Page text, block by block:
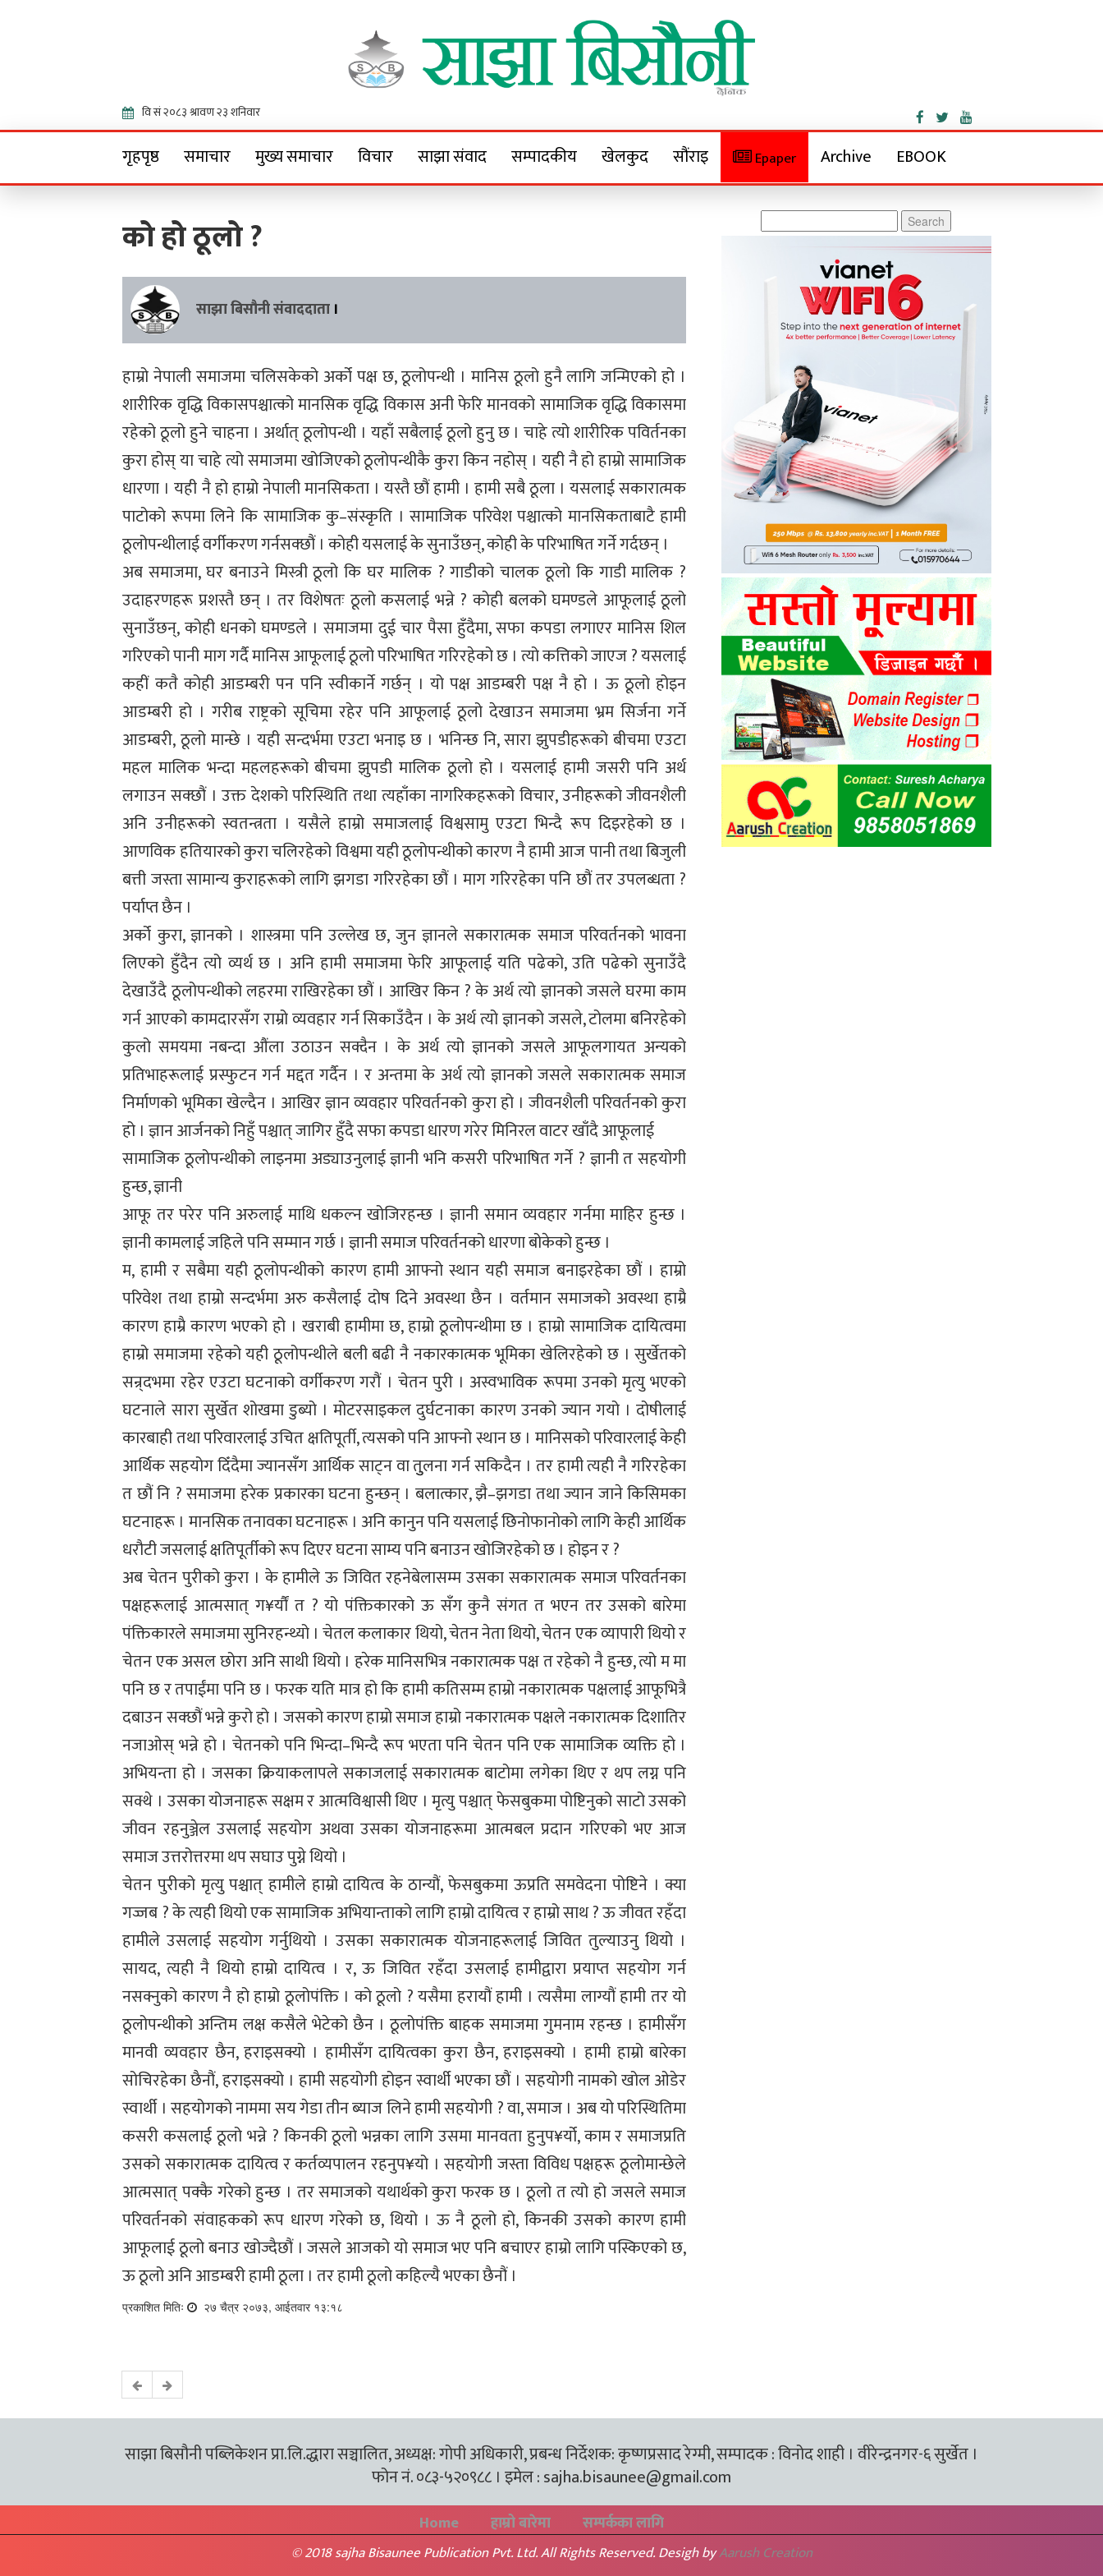
Sajha Bisaunee
गृहपृष्ठ समाचार मुख्य समाचार विचार साझा संवाद सम्पादकीय खेलकुद सौंराइ Epaper Archive EBOOK
को हो ठूलो ?
साझा बिसौनी संवाददाता ।
हाम्रो नेपाली समाजमा चलिसकेको अर्को पक्ष छ, ठूलोपन्थी । मानिस ठूलो हुनै लागि जन्मिएको हो ।
शारीरिक वृद्धि विकासपश्चात्को मानसिक वृद्धि विकास अनी फेरि मानवको सामाजिक वृद्धि विकासमा
रहेको ठूलो हुने चाहना । अर्थात् ठूलोपन्थी । यहाँ सबैलाई ठूलो हुनु छ । चाहे त्यो शारीरिक पविर्तनका
कुरा होस् या चाहे त्यो समाजमा खोजिएको ठूलोपन्थीकै कुरा किन नहोस् । यही नै हो हाम्रो सामाजिक
धारणा । यही नै हो हाम्रो नेपाली मानसिकता । यस्तै छौं हामी । हामी सबै ठूला । यसलाई सकारात्मक
पाटोको रूपमा लिने कि सामाजिक कु–संस्कृति । सामाजिक परिवेश पश्चात्को मानसिकताबाटै हामी
ठूलोपन्थीलाई वर्गीकरण गर्नसक्छौं । कोही यसलाई के सुनाउँछन्, कोही के परिभाषित गर्ने गर्दछन् ।
अब समाजमा, घर बनाउने मिस्त्री ठूलो कि घर मालिक ? गाडीको चालक ठूलो कि गाडी मालिक ?
उदाहरणहरू प्रशस्तै छन् । तर विशेषतः ठूलो कसलाई भन्ने ? कोही बलको घमण्डले आफूलाई ठूलो
सुनाउँछन्, कोही धनको घमण्डले । समाजमा दुई चार पैसा हुँदैमा, सफा कपडा लगाएर मानिस शिल
गरिएको पानी माग गर्दै मानिस आफूलाई ठूलो परिभाषित गरिरहेको छ । त्यो कत्तिको जाएज ? यसलाई
कहीं कतै कोही आडम्बरी पन पनि स्वीकार्ने गर्छन् । यो पक्ष आडम्बरी पक्ष नै हो । ऊ ठूलो होइन
आडम्बरी हो । गरीब राष्ट्रको सूचिमा रहेर पनि आफूलाई ठूलो देखाउन समाजमा भ्रम सिर्जना गर्ने
आडम्बरी, ठूलो मान्छे । यही सन्दर्भमा एउटा भनाइ छ । भनिन्छ नि, सारा झुपडीहरूको बीचमा एउटा
महल मालिक भन्दा महलहरूको बीचमा झुपडी मालिक ठूलो हो । यसलाई हामी जसरी पनि अर्थ
लगाउन सक्छौं । उक्त देशको परिस्थिति तथा त्यहाँका नागरिकहरूको विचार, उनीहरूको जीवनशैली
अनि उनीहरूको स्वतन्त्रता । यसैले हाम्रो समाजलाई विश्वसामु एउटा भिन्दै रूप दिइरहेको छ ।
आणविक हतियारको कुरा चलिरहेको विश्वमा यही ठूलोपन्थीको कारण नै हामी आज पानी तथा बिजुली
बत्ती जस्ता सामान्य कुराहरूको लागि झगडा गरिरहेका छौं । माग गरिरहेका पनि छौं तर उपलब्धता ?
पर्याप्त छैन ।
अर्को कुरा, ज्ञानको । शास्त्रमा पनि उल्लेख छ, जुन ज्ञानले सकारात्मक समाज परिवर्तनको भावना
लिएको हुँदैन त्यो व्यर्थ छ । अनि हामी समाजमा फेरि आफूलाई यति पढेको, उति पढेको सुनाउँदै
देखाउँदै ठूलोपन्थीको लहरमा राखिरहेका छौं । आखिर किन ? के अर्थ त्यो ज्ञानको जसले घरमा काम
गर्न आएको कामदारसँग राम्रो व्यवहार गर्न सिकाउँदैन । के अर्थ त्यो ज्ञानको जसले, टोलमा बनिरहेको
कुलो समयमा नबन्दा औंला उठाउन सक्दैन । के अर्थ त्यो ज्ञानको जसले आफूलगायत अन्यको
प्रतिभाहरूलाई प्रस्फुटन गर्न मद्दत गर्दैन । र अन्तमा के अर्थ त्यो ज्ञानको जसले सकारात्मक समाज
निर्माणको भूमिका खेल्दैन । आखिर ज्ञान व्यवहार परिवर्तनको कुरा हो । जीवनशैली परिवर्तनको कुरा
हो । ज्ञान आर्जनको निहुँ पश्चात् जागिर हुँदै सफा कपडा धारण गरेर मिनिरल वाटर खाँदै आफूलाई
सामाजिक ठूलोपन्थीको लाइनमा अड्याउनुलाई ज्ञानी भनि कसरी परिभाषित गर्ने ? ज्ञानी त सहयोगी
हुन्छ, ज्ञानी
आफू तर परेर पनि अरुलाई माथि धकल्न खोजिरहन्छ । ज्ञानी समान व्यवहार गर्नमा माहिर हुन्छ ।
ज्ञानी कामलाई जहिले पनि सम्मान गर्छ । ज्ञानी समाज परिवर्तनको धारणा बोकेको हुन्छ ।
म, हामी र सबैमा यही ठूलोपन्थीको कारण हामी आफ्नो स्थान यही समाज बनाइरहेका छौं । हाम्रो
परिवेश तथा हाम्रो सन्दर्भमा अरु कसैलाई दोष दिने अवस्था छैन । वर्तमान समाजको अवस्था हाम्रै
कारण हाम्रै कारण भएको हो । खराबी हामीमा छ, हाम्रो ठूलोपन्थीमा छ । हाम्रो सामाजिक दायित्वमा
हाम्रो समाजमा रहेको यही ठूलोपन्थीले बली बढी नै नकारकात्मक भूमिका खेलिरहेको छ । सुर्खेतको
सन्र्दभमा रहेर एउटा घटनाको वर्गीकरण गरौं । चेतन पुरी । अस्वभाविक रूपमा उनको मृत्यु भएको
घटनाले सारा सुर्खेत शोखमा डुब्यो । मोटरसाइकल दुर्घटनाका कारण उनको ज्यान गयो । दोषीलाई
कारबाही तथा परिवारलाई उचित क्षतिपूर्ती, त्यसको पनि आफ्नो स्थान छ । मानिसको परिवारलाई केही
आर्थिक सहयोग दिँदैमा ज्यानसँग आर्थिक साट्न वा तुुलना गर्न सकिदैन । तर हामी त्यही नै गरिरहेका
त छौं नि ? समाजमा हरेक प्रकारका घटना हुन्छन् । बलात्कार, झै–झगडा तथा ज्यान जाने किसिमका
घटनाहरू । मानसिक तनावका घटनाहरू । अनि कानुन पनि यसलाई छिनोफानोको लागि केही आर्थिक
धरौटी जसलाई क्षतिपूर्तीको रूप दिएर घटना साम्य पनि बनाउन खोजिरहेको छ । होइन र ?
अब चेतन पुरीको कुरा । के हामीले ऊ जिवित रहनेबेलासम्म उसका सकारात्मक समाज परिवर्तनका
पक्षहरूलाई आत्मसात् ग¥र्यौं त ? यो पंक्तिकारको ऊ सँग कुनै संगत त भएन तर उसको बारेमा
पंक्तिकारले समाजमा सुनिरहन्थ्यो । चेतल कलाकार थियो, चेतन नेता थियो, चेतन एक व्यापारी थियो र
चेतन एक असल छोरा अनि साथी थियो । हरेक मानिसभित्र नकारात्मक पक्ष त रहेको नै हुन्छ, त्यो म मा
पनि छ र तपाईंमा पनि छ । फरक यति मात्र हो कि हामी कतिसम्म हाम्रो नकारात्मक पक्षलाई आफूभित्रै
दबाउन सक्छौं भन्ने कुरो हो । जसको कारण हाम्रो समाज हाम्रो नकारात्मक पक्षले नकारात्मक दिशातिर
नजाओस् भन्ने हो । चेतनको पनि भिन्दा–भिन्दै रूप भएता पनि चेतन पनि एक सामाजिक व्यक्ति हो ।
अभियन्ता हो । जसका क्रियाकलापले सकाजलाई सकारात्मक बाटोमा लगेका थिए र थप लग्न पनि
सक्थे । उसका योजनाहरू सक्षम र आत्मविश्वासी थिए । मृत्यु पश्चात् फेसबुकमा पोष्टिनुको साटो उसको
जीवन रहनुञ्जेल उसलाई सहयोग अथवा उसका योजनाहरूमा आत्मबल प्रदान गरिएको भए आज
समाज उत्तरोत्तरमा थप सघाउ पुग्ने थियो ।
चेतन पुरीको मृत्यु पश्चात् हामीले हाम्रो दायित्व के ठान्यौं, फेसबुकमा ऊप्रति समवेदना पोष्टिने । क्या
गज्जब ? के त्यही थियो एक सामाजिक अभियान्ताको लागि हाम्रो दायित्व र हाम्रो साथ ? ऊ जीवत रहँदा
हामीले उसलाई सहयोग गर्नुथियो । उसका सकारात्मक योजनाहरूलाई जिवित तुल्याउनु थियो ।
सायद, त्यही नै थियो हाम्रो दायित्व । र, ऊ जिवित रहँदा उसलाई हामीद्वारा प्रयाप्त सहयोग गर्न
नसक्नुको कारण नै हो हाम्रो ठूलोपंक्ति । को ठूलो ? यसैमा हरायौं हामी । त्यसैमा लाग्यौं हामी तर यो
ठूलोपन्थीको अन्तिम लक्ष कसैले भेटेको छैन । ठूलोपंक्ति बाहक समाजमा गुमनाम रहन्छ । हामीसँग
मानवी व्यवहार छैन, हराइसक्यो । हामीसँग दायित्वका कुरा छैन, हराइसक्यो । हामी हाम्रो बारेका
सोचिरहेका छैनौं, हराइसक्यो । हामी सहयोगी होइन स्वार्थी भएका छौं । सहयोगी नामको खोल ओडेर
स्वार्थी । सहयोगको नाममा सय गेडा तीन ब्याज लिने हामी सहयोगी ? वा, समाज । अब यो परिस्थितिमा
कसरी कसलाई ठूलो भन्ने ? किनकी ठूलो भन्नका लागि उसमा मानवता हुनुप¥र्यो, काम र समाजप्रति
उसको सकारात्मक दायित्व र कर्तव्यपालन रहनुप¥यो । सहयोगी जस्ता विविध पक्षहरू ठूलोमान्छेले
आत्मसात् पक्कै गरेको हुन्छ । तर समाजको यथार्थको कुरा फरक छ । ठूलो त त्यो हो जसले समाज
परिवर्तनको संवाहकको रूप धारण गरेको छ, थियो । ऊ नै ठूलो हो, किनकी उसको कारण हामी
आफूलाई ठूलो बनाउ खोज्दैछौं । जसले आजको यो समाज भए पनि बचाएर हाम्रो लागि पस्किएको छ,
ऊ ठूलो अनि आडम्बरी हामी ठूला । तर हामी ठूलो कहिल्यै भएका छैनौं ।
प्रकाशित मितिः २७ चैत्र २०७३, आईतवार १३:१८
for:
साझा बिसौनी पब्लिकेशन प्रा.लि.द्धारा सञ्चालित, अध्यक्ष: गोपी अधिकारी, प्रबन्ध निर्देशक: कृष्णप्रसाद रेग्मी, सम्पादक : विनोद शाही । वीरेन्द्रनगर-६ सुर्खेत ।
फोन नं. ०८३-५२०९८८ । इमेल :sajha.bisaunee@gmail.com
Home हाम्रो बारेमा सम्पर्कका लागि
© 2018 sajha Bisaunee Publication Pvt. Ltd. All Rights Reserved. Desigh byAarush Creation